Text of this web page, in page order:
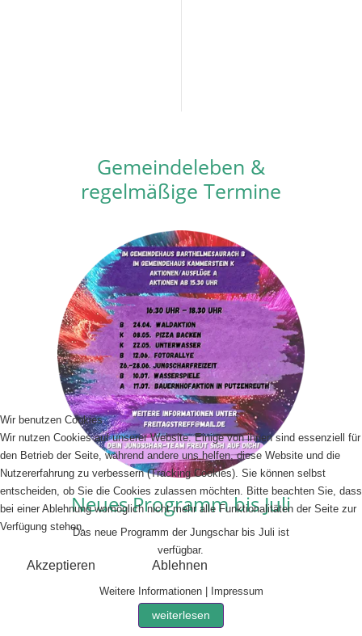
Gemeindeleben &
regelmäßige Termine
Neues Programm bis Juli
Das neue Programm der Jungschar bis Juli ist
verfügbar.
weiterlesen
Wir benutzen Cookies
Wir nutzen Cookies auf unserer Website. Einige von ihnen sind essenziell für
den Betrieb der Seite, während andere uns helfen, diese Website und die
Nutzererfahrung zu verbessern (Tracking Cookies). Sie können selbst
entscheiden, ob Sie die Cookies zulassen möchten. Bitte beachten Sie, dass
bei einer Ablehnung womöglich nicht mehr alle Funktionalitäten der Seite zur
Verfügung stehen.
Akzeptieren Ablehnen
Weitere Informationen| Impressum